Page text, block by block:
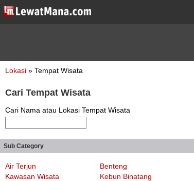
Lokasi » Tempat Wisata
Cari Tempat Wisata
Cari Nama atau Lokasi Tempat Wisata
Sub Category
Air Terjun Benteng
Kawasan Wisata
Kebun Binatang